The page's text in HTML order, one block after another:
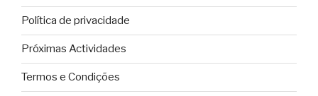
Política de privacidade
Próximas Actividades
Termos e Condições